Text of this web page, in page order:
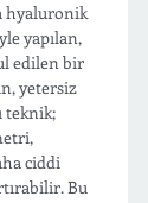
hyaluronik
yapılan,
edilen bir
yetersiz
teknik;
ciddi
Bu